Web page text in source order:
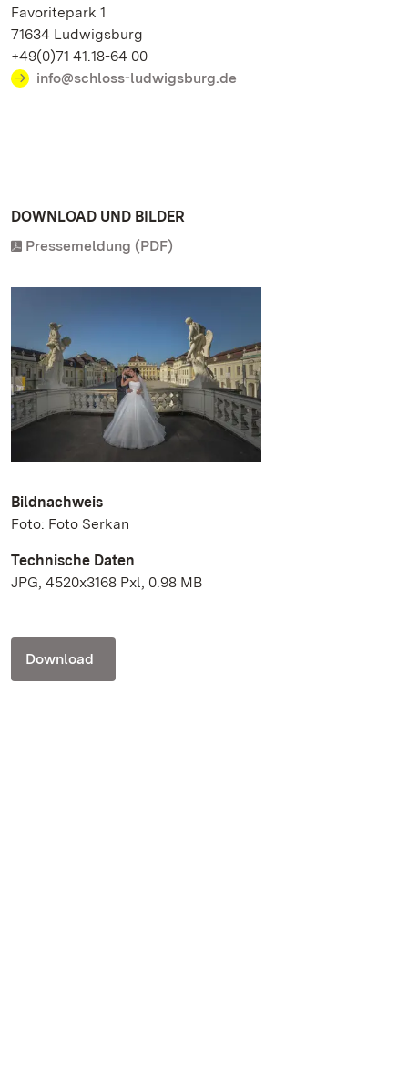
Favoritepark 1
71634 Ludwigsburg
+49(0)71 41.18-64 00
info@schloss-ludwigsburg.de
DOWNLOAD UND BILDER
Pressemeldung (PDF)
Bildnachweis
Foto: Foto Serkan
Technische Daten
JPG, 4520x3168 Pxl, 0.98 MB
Download